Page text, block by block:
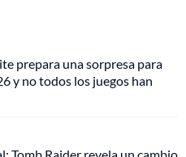
prepara una sorpresa para
y no todos los juegos han